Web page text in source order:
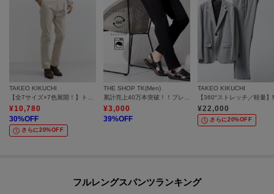
TAKEO KIKUCHI
【全7サイズ×7色展開！】トップマルチヘリンボン パンツ
¥10,780
30%OFF
さらに20%OFF
THE SHOP TK(Men)
累計売上40万本突破！！プレミアムスキニーパンツ 【Sサイズ～/6色展開/360°ストレッチ/洗濯機OK】
¥3,000
39%OFF
TAKEO KIKUCHI
¥22,000
さらに20%OFF
フルレングスパンツランキング